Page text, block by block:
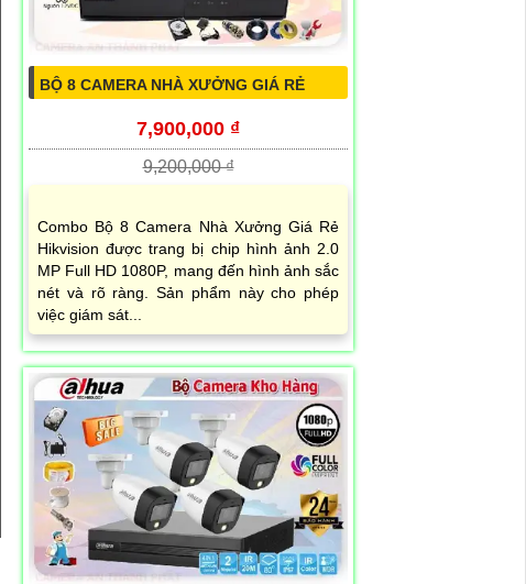
BỘ 8 CAMERA NHÀ XƯỞNG GIÁ RẺ
7,900,000 ₫
9,200,000 ₫
Combo Bộ 8 Camera Nhà Xưởng Giá Rẻ
Hikvision được trang bị chip hình ảnh 2.0
MP Full HD 1080P, mang đến hình ảnh sắc
nét và rõ ràng. Sản phẩm này cho phép
việc giám sát...